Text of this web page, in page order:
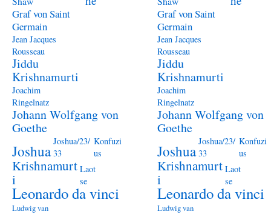
Graf von Saint
Germain
Jean Jacques
Rousseau
Jiddu
Krishnamurti
Joachim
Ringelnatz
Johann Wolfgang von
Goethe
Joshua
Joshua/23/
33
Konfuzi
us
Krishnamurt
i
Laot
se
Leonardo da vinci
Ludwig van
Graf von Saint
Germain
Jean Jacques
Rousseau
Jiddu
Krishnamurti
Joachim
Ringelnatz
Johann Wolfgang von
Goethe
Joshua
Joshua/23/
33
Konfuzi
us
Krishnamurt
i
Laot
se
Leonardo da vinci
Ludwig van